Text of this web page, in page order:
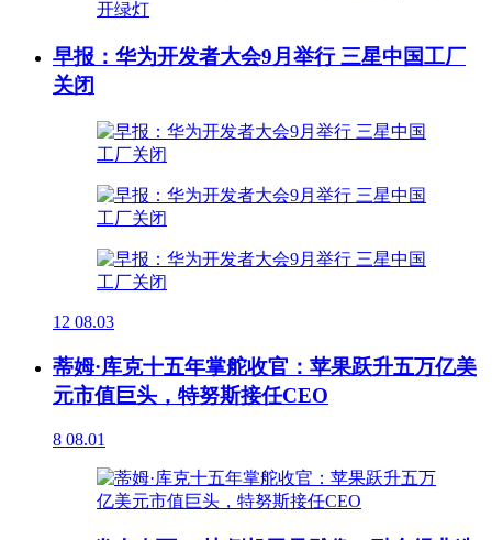
早报：华为开发者大会9月举行 三星中国工厂
关闭
12 08.03
蒂姆·库克十五年掌舵收官：苹果跃升五万亿美
元市值巨头，特努斯接任CEO
8 08.01